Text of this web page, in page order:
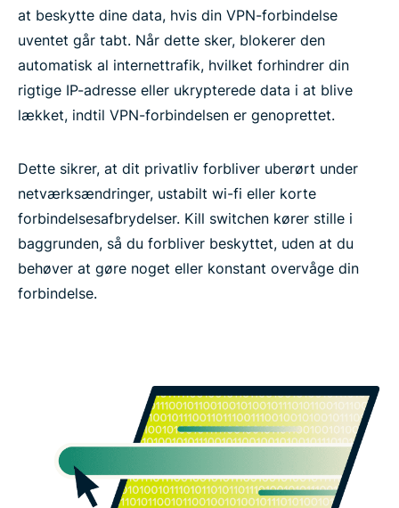
at beskytte dine data, hvis din VPN-forbindelse
uventet går tabt. Når dette sker, blokerer den
automatisk al internettrafik, hvilket forhindrer din
rigtige IP-adresse eller ukrypterede data i at blive
lækket, indtil VPN-forbindelsen er genoprettet.
Dette sikrer, at dit privatliv forbliver uberørt under
netværksændringer, ustabilt wi-fi eller korte
forbindelsesafbrydelser. Kill switchen kører stille i
baggrunden, så du forbliver beskyttet, uden at du
behøver at gøre noget eller konstant overvåge din
forbindelse.